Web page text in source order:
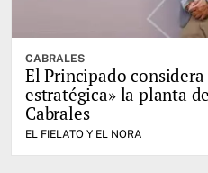
CABRALES
El Principado
estratégica» la planta
Cabrales
EL FIELATO Y EL NORA